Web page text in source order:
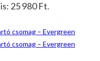
25 980 Ft.